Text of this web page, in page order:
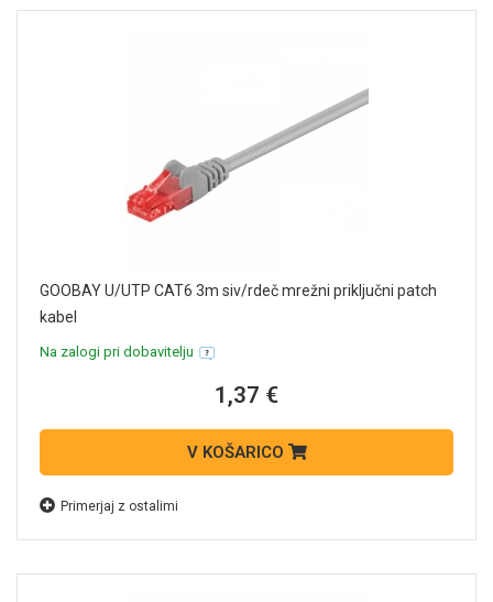
GOOBAY U/UTP CAT6 3m siv/rdeč mrežni priključni patch
kabel
Na zalogi pri dobavitelju
1,37 €
V KOŠARICO
Primerjaj z ostalimi